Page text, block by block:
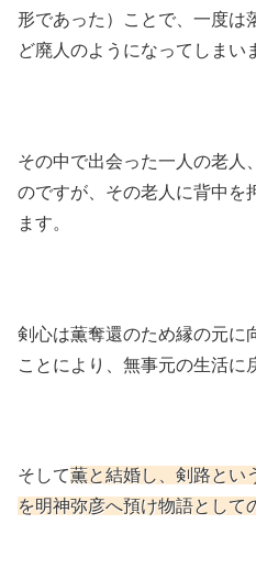
形であった）ことで、一度は
ど廃人のようになってしまい
その中で出会った一人の老人
のですが、その老人に背中を
ます。
剣心は薫奪還のため縁の元に
ことにより、無事元の生活に
そして薫と結婚し、剣路とい
を明神弥彦へ預け物語として